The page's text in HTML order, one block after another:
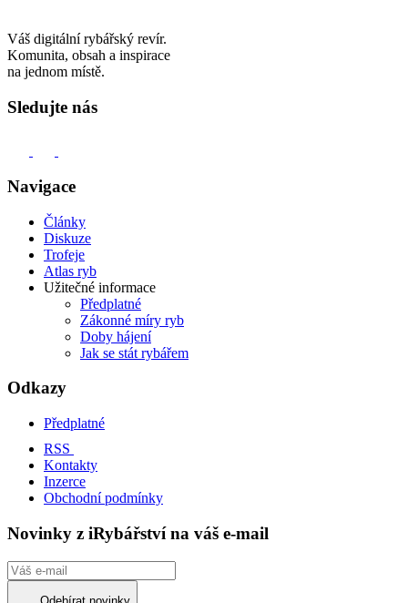
Váš digitální rybářský revír.
Komunita, obsah a inspirace
na jednom místě.
Sledujte nás
Navigace
Články
Diskuze
Trofeje
Atlas ryb
Užitečné informace
Předplatné
Zákonné míry ryb
Doby hájení
Jak se stát rybářem
Odkazy
Předplatné
RSS
Kontakty
Inzerce
Obchodní podmínky
Novinky z iRybářství na váš e-mail